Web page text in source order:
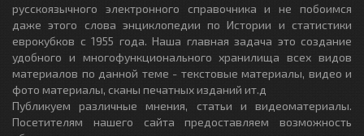
русскоязычного электронного справочника и не побоимся
даже этого слова энциклопедии по Истории и статистики
еврокубков с 1955 года. Наша главная задача это создание
удобного и многофункционального хранилища всех видов
материалов по данной теме - текстовые материалы, видео и
фото материалы, сканы печатных изданий ит.д
Публикуем различные мнения, статьи и видеоматериалы.
Посетителям нашего сайта предоставляем возможность